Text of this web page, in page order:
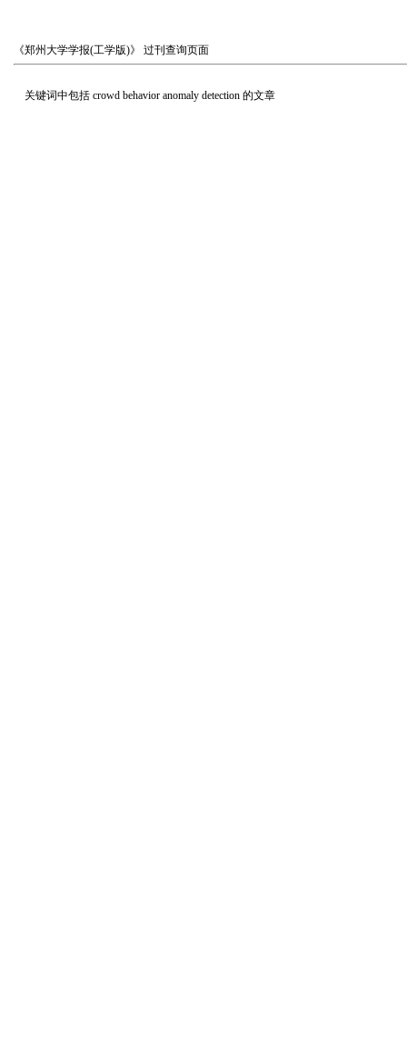
《郑州大学学报(工学版)》 过刊查询页面
关键词中包括 crowd behavior anomaly detection 的文章